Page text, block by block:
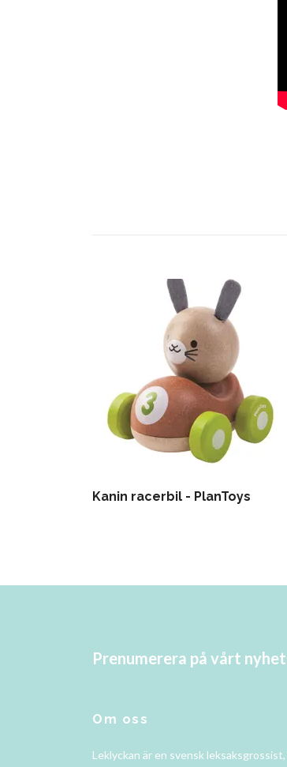
Kanin racerbil - PlanToys
Prenumerera på vårt
Om oss
Leklyckan är en svensk